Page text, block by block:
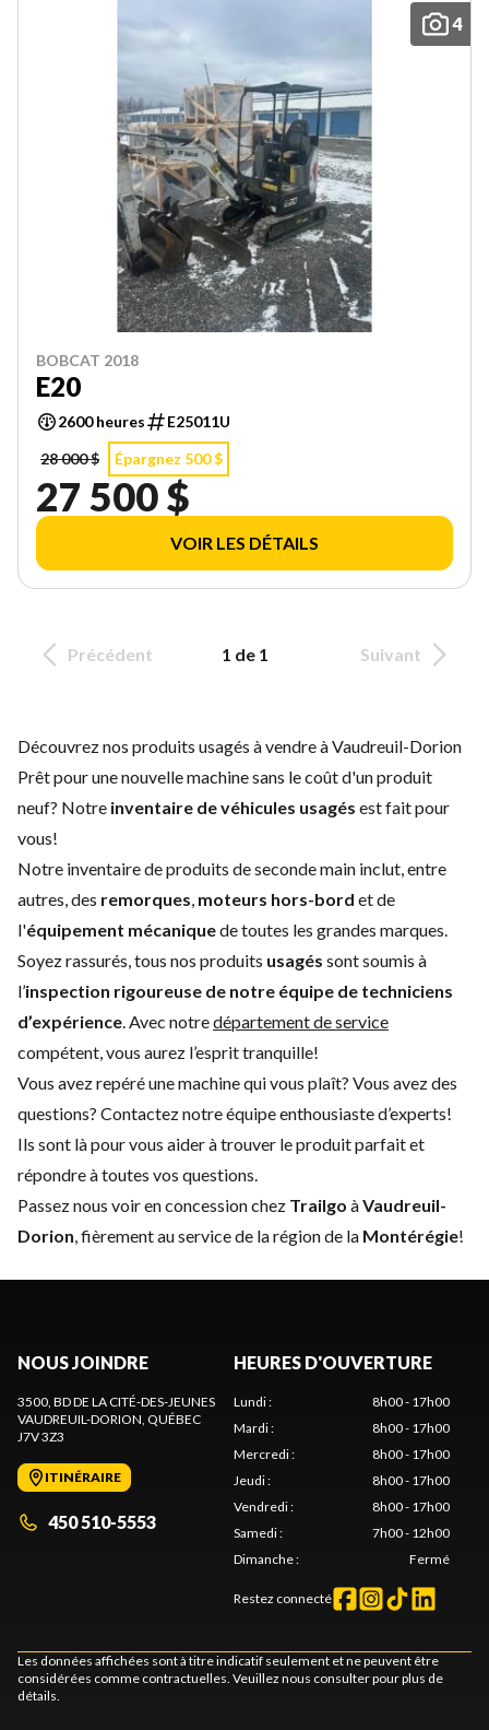
4
BOBCAT 2018
E20
2600 heures
E25011U
28 000 $
Épargnez 500 $
27 500 $
VOIR LES DÉTAILS
Précédent 1 de 1 Suivant
Découvrez nos produits usagés à vendre à Vaudreuil-Dorion
Prêt pour une nouvelle machine sans le coût d'unproduit
neuf? Notre inventaire de véhicules usagés est fait pour
vous!
Notre inventaire de produits de seconde main inclut, entre
autres, des remorques, moteurs hors-bord et de
l'équipement mécaniquede toutes les grandes marques.
Soyez rassurés, tous nos produits usagés sont soumis à
l’inspection rigoureuse de notre équipe de techniciens
d’expérience. Avec notredépartement de service
compétent, vous aurez l’esprit tranquille!
Vous avez repéré une machine qui vous plaît? Vous avez des
questions? Contactez notre équipe enthousiaste d’experts!
Ils sont là pour vous aider à trouver le produit parfait et
répondre à toutes vos questions.
Passez nous voir en concession chez Trailgo àVaudreuil-
Dorion, fièrement au service de la région de la Montérégie!
NOUS JOINDRE
3500, BD DE LA CITÉ-DES-JEUNES
VAUDREUIL-DORION, QUÉBEC
J7V 3Z3
ITINÉRAIRE
450 510-5553
HEURES D'OUVERTURE
Lundi:
8h00 - 17h00
Mardi:
8h00 - 17h00
Mercredi:
8h00 - 17h00
Jeudi:
8h00 - 17h00
Vendredi:
8h00 - 17h00
Samedi:
7h00 - 12h00
Dimanche: Fermé
Restez connecté
Les données affichées sont à titre indicatif seulement et ne peuvent être
considérées comme contractuelles. Veuillez nous consulter pour plus de
détails.